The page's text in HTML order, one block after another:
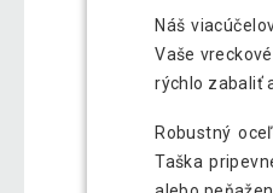
Náš
Vaše
rýchlo zabaliť
Robustný
Taška